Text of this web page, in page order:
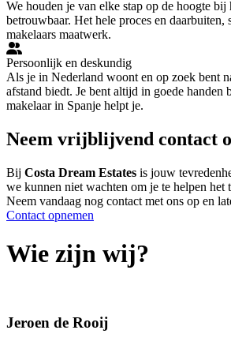
We houden je van elke stap op de hoogte
betrouwbaar. Het hele proces en
makelaars maatwerk.
Persoonlijk en deskundig
Als je in Nederland woont en op zoek bent
afstand biedt. Je bent altijd in goede
makelaar in Spanje helpt je.
Neem vrijblijvend contact
Bij Costa Dream Estates is jouw
we kunnen niet wachten om je te helpen het
Neem vandaag nog contact met ons op en
Contact opnemen
Wie zijn wij?
Jeroen de Rooij